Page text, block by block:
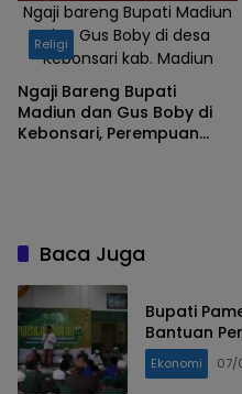
Ngaji bareng Bupati Madiun
dan Gus Boby di desa
Kebonsari kab. Madiun
Religi
Ngaji Bareng Bupati
Madiun dan Gus Boby di
Kebonsari, Perempuan
Baca Juga
Bupati
Bantuan
Ekonomi 07/